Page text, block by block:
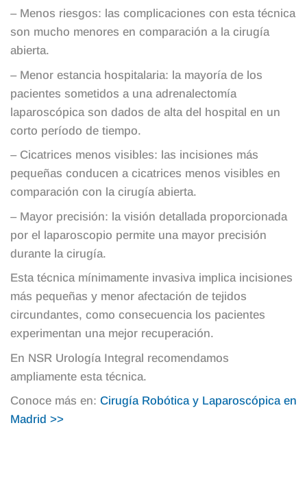
– Menos riesgos: las complicaciones con esta técnica
son mucho menores en comparación a la cirugía
abierta.
– Menor estancia hospitalaria: la mayoría de los
pacientes sometidos a una adrenalectomía
laparoscópica son dados de alta del hospital en un
corto período de tiempo.
– Cicatrices menos visibles: las incisiones más
pequeñas conducen a cicatrices menos visibles en
comparación con la cirugía abierta.
– Mayor precisión: la visión detallada proporcionada
por el laparoscopio permite una mayor precisión
durante la cirugía.
Esta técnica mínimamente invasiva implica incisiones
más pequeñas y menor afectación de tejidos
circundantes, como consecuencia los pacientes
experimentan una mejor recuperación.
En NSR Urología Integral recomendamos
ampliamente esta técnica.
Conoce más en: Cirugía Robótica y Laparoscópica en
Madrid >>